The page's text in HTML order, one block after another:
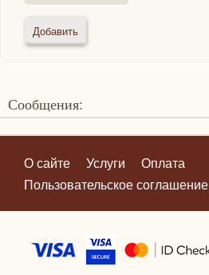
Сообщения:
О сайте Услуги
Оплата
Пользовательское соглашение